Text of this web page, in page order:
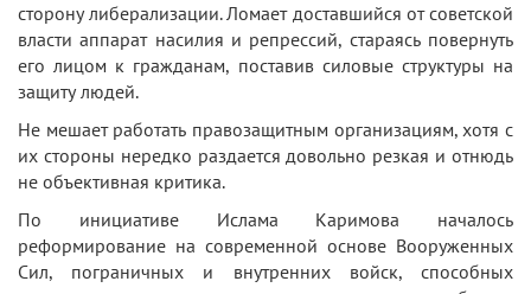
сторону либерализации. Ломает доставшийся от советской
власти аппарат насилия и репрессий, стараясь повернуть
его лицом к гражданам, поставив силовые структуры на
защиту людей.
Не мешает работать правозащитным организациям, хотя с
их стороны нередко раздается довольно резкая и отнюдь
не объективная критика.
По инициативе Ислама Каримова началось
реформирование на современной основе Вооруженных
Сил, пограничных и внутренних войск, способных